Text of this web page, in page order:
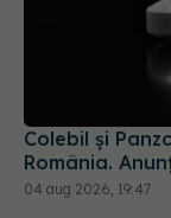
Colebil și
România.
04 aug 2026, 19:47